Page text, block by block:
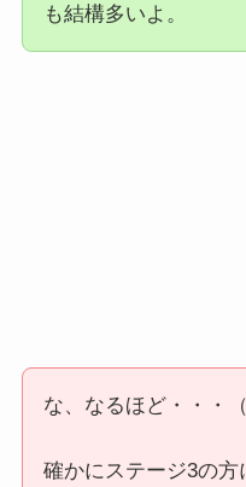
も結構多いよ。
な、なるほど・・・
確かにステージ3の方